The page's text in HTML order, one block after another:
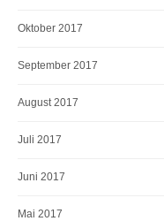
Oktober 2017
September 2017
August 2017
Juli 2017
Juni 2017
Mai 2017